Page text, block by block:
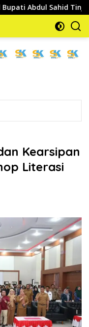
Sahid Tinjau
Kearsipan
Literasi